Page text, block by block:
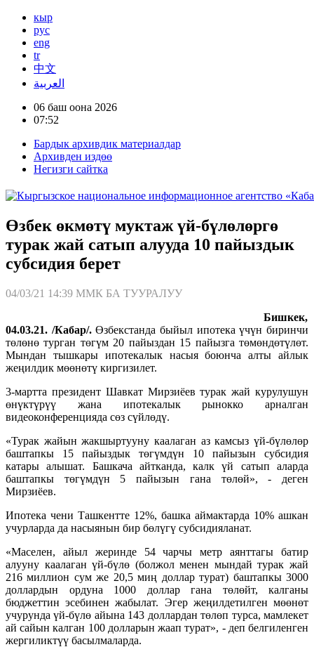
кыр
рус
eng
tr
中文
العربية
06 баш оона 2026
07:52
Бардык архивдик материалдар
Архивден издөө
Негизги сайтка
Өзбек өкмөтү муктаж үй-бүлөлөргө
турак жай сатып алууда 10 пайыздык
субсидия берет
04/03/21 14:39 ММК БА ТУУРАЛУУ
Бишкек,
04.03.21. /Кабар/.Өзбекстанда быйыл ипотека үчүн биринчи
төлөнө турган төгүм 20 пайыздан 15 пайызга төмөндөтүлөт.
Мындан тышкары ипотекалык насыя боюнча алты айлык
жеңилдик мөөнөтү киргизилет.
3-мартта президент Шавкат Мирзиёев турак жай курулушун
өнүктүрүү жана ипотекалык рынокко арналган
видеоконференцияда сөз сүйлөдү.
«Турак жайын жакшыртууну каалаган аз камсыз үй-бүлөлөр
баштапкы 15 пайыздык төгүмдүн 10 пайызын субсидия
катары алышат. Башкача айтканда, калк үй сатып аларда
баштапкы төгүмдүн 5 пайызын гана төлөй», - деген
Мирзиёев.
Ипотека чени Ташкентте 12%, башка аймактарда 10% ашкан
учурларда да насыянын бир бөлүгү субсидияланат.
«Маселен, айыл жеринде 54 чарчы метр аянттагы батир
алууну каалаган үй-бүлө (болжол менен мындай турак жай
216 миллион сум же 20,5 миң доллар турат) баштапкы 3000
доллардын ордуна 1000 доллар гана төлөйт, калганы
бюджеттин эсебинен жабылат. Эгер жеңилдетилген мөөнөт
учурунда үй-бүлө айына 143 доллардан төлөп турса, мамлекет
ай сайын калган 100 долларын жаап турат», - деп белгиленген
жергиликтүү басылмаларда.